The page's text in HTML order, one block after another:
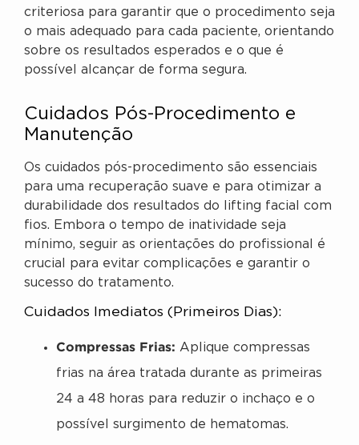
criteriosa para garantir que o procedimento seja
o mais adequado para cada paciente, orientando
sobre os resultados esperados e o que é
possível alcançar de forma segura.
Cuidados Pós-Procedimento e
Manutenção
Os cuidados pós-procedimento são essenciais
para uma recuperação suave e para otimizar a
durabilidade dos resultados do lifting facial com
fios. Embora o tempo de inatividade seja
mínimo, seguir as orientações do profissional é
crucial para evitar complicações e garantir o
sucesso do tratamento.
Cuidados Imediatos (Primeiros Dias):
Compressas Frias: Aplique compressas
frias na área tratada durante as primeiras
24 a 48 horas para reduzir o inchaço e o
possível surgimento de hematomas.